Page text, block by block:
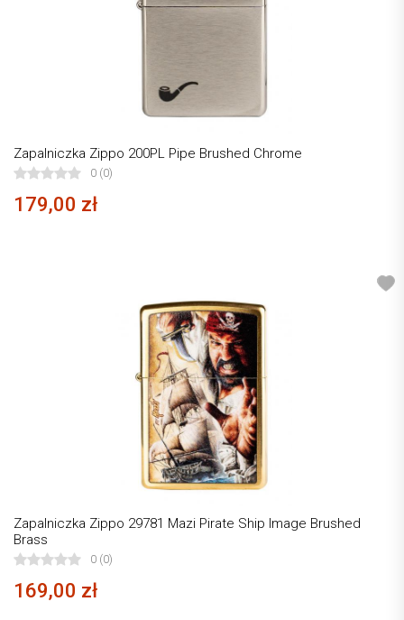
Zapalniczka Zippo 200PL Pipe Brushed Chrome
0 (0)
179,00 zł
Zapalniczka Zippo 29781 Mazi Pirate Ship Image Brushed
Brass
0 (0)
169,00 zł